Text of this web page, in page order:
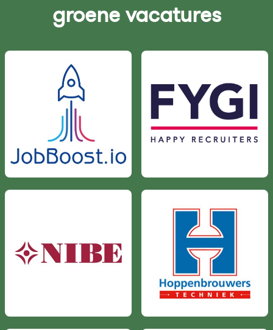
groene vacatures